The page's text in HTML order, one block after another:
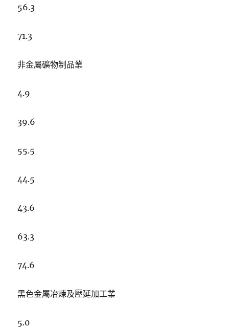
56.3
71.3
非金屬礦物制品業
4.9
39.6
55.5
44.5
43.6
63.3
74.6
黑色金屬冶煉及壓延加工業
5.0